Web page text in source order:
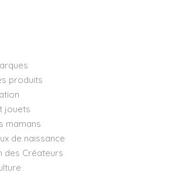
produits
jouets
mamans
de naissance
des Créateurs